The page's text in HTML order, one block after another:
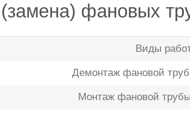
фановых
Виды
Демонтаж фановой
Монтаж фановой